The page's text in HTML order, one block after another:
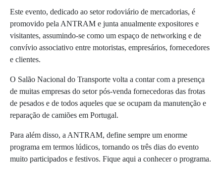
Este evento, dedicado ao setor rodoviário de mercadorias, é
promovido pela ANTRAM e junta anualmente expositores e
visitantes, assumindo-se como um espaço de networking e de
convívio associativo entre motoristas, empresários, fornecedores
e clientes.
O Salão Nacional do Transporte volta a contar com a presença
de muitas empresas do setor pós-venda fornecedoras das frotas
de pesados e de todos aqueles que se ocupam da manutenção e
reparação de camiões em Portugal.
Para além disso, a ANTRAM, define sempre um enorme
programa em termos lúdicos, tornando os três dias do evento
muito participados e festivos. Fique aqui a conhecer o programa.